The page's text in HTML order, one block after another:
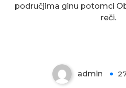
područjima ginu potomci
reči.
admin